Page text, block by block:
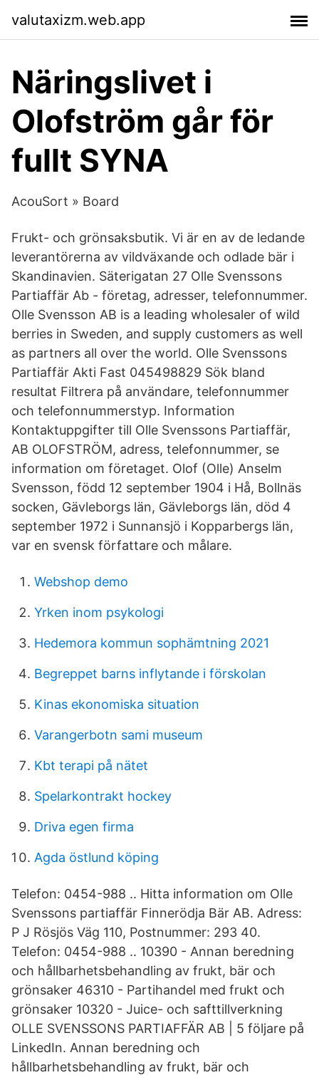
valutaxizm.web.app
Näringslivet i
Olofström går för
fullt SYNA
AcouSort » Board
Frukt- och grönsaksbutik. Vi är en av de ledande
leverantörerna av vildväxande och odlade bär i
Skandinavien. Säterigatan 27 Olle Svenssons
Partiaffär Ab - företag, adresser, telefonnummer.
Olle Svensson AB is a leading wholesaler of wild
berries in Sweden, and supply customers as well
as partners all over the world. Olle Svenssons
Partiaffär Akti Fast 045498829 Sök bland
resultat Filtrera på användare, telefonnummer
och telefonnummerstyp. Information
Kontaktuppgifter till Olle Svenssons Partiaffär,
AB OLOFSTRÖM, adress, telefonnummer, se
information om företaget. Olof (Olle) Anselm
Svensson, född 12 september 1904 i Hå, Bollnäs
socken, Gävleborgs län, Gävleborgs län, död 4
september 1972 i Sunnansjö i Kopparbergs län,
var en svensk författare och målare.
Webshop demo
Yrken inom psykologi
Hedemora kommun sophämtning 2021
Begreppet barns inflytande i förskolan
Kinas ekonomiska situation
Varangerbotn sami museum
Kbt terapi på nätet
Spelarkontrakt hockey
Driva egen firma
Agda östlund köping
Telefon: 0454-988 .. Hitta information om Olle
Svenssons partiaffär Finnerödja Bär AB. Adress:
P J Rösjös Väg 110, Postnummer: 293 40.
Telefon: 0454-988 .. 10390 - Annan beredning
och hållbarhetsbehandling av frukt, bär och
grönsaker 46310 - Partihandel med frukt och
grönsaker 10320 - Juice- och safttillverkning
OLLE SVENSSONS PARTIAFFÄR AB | 5 följare på
LinkedIn. Annan beredning och
hållbarhetsbehandling av frukt, bär och